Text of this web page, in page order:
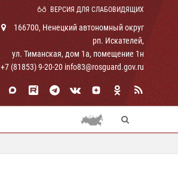
ВЕРСИЯ ДЛЯ СЛАБОВИДЯЩИХ
166700, Ненецкий автономный округ
рп. Искателей,
ул. Тиманская, дом 1а, помещение 1н
+7 (81853) 9-20-20 info83@rosguard.gov.ru